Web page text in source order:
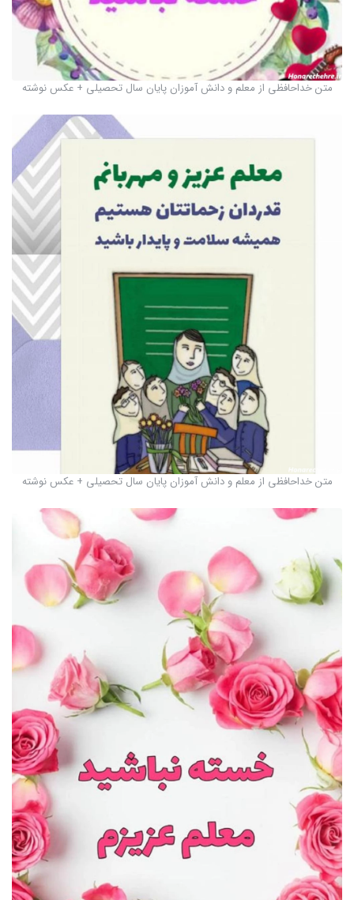
متن خداحافظی از معلم و دانش آموزان پایان سال تحصیلی + عکس نوشته
متن خداحافظی از معلم و دانش آموزان پایان سال تحصیلی + عکس نوشته